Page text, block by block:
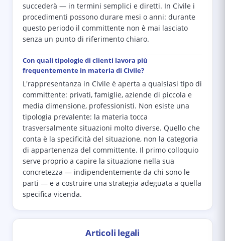
succederà — in termini semplici e diretti. In Civile i
procedimenti possono durare mesi o anni: durante
questo periodo il committente non è mai lasciato
senza un punto di riferimento chiaro.
Con quali tipologie di clienti lavora più
frequentemente in materia di Civile?
L'rappresentanza in Civile è aperta a qualsiasi tipo di
committente: privati, famiglie, aziende di piccola e
media dimensione, professionisti. Non esiste una
tipologia prevalente: la materia tocca
trasversalmente situazioni molto diverse. Quello che
conta è la specificità del situazione, non la categoria
di appartenenza del committente. Il primo colloquio
serve proprio a capire la situazione nella sua
concretezza — indipendentemente da chi sono le
parti — e a costruire una strategia adeguata a quella
specifica vicenda.
Articoli legali